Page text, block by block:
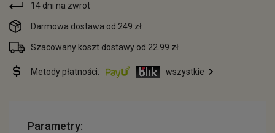
14 dni na zwrot
Darmowa dostawa od 249 zł
Szacowany koszt dostawy od 22.99 zł
Metody płatności: wszystkie
Parametry: